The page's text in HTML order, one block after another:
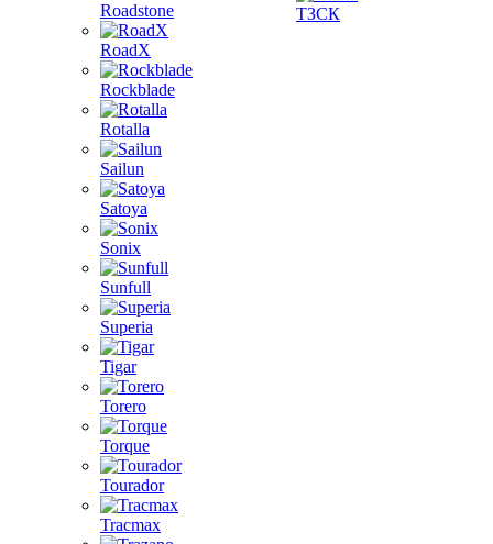
Roadstone
RoadX
Rockblade
Rotalla
Sailun
Satoya
Sonix
Sunfull
Superia
Tigar
Torero
Torque
Tourador
Tracmax
ТЗСК